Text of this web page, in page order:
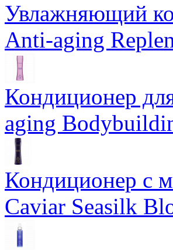
Увлажняющий
Anti-aging
Кондиционер
aging
Кондиционер с
Caviar Seasilk